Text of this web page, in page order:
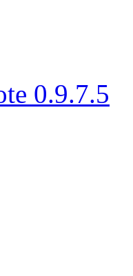
0.9.7.5